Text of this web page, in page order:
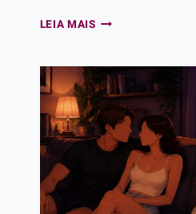
LEIA MAISSIGNIFICADO
NOS
APPS
DE
RELACIONAMENTO:
DECIFRE
O
CÓDIGO
DA
SAFADEZA!